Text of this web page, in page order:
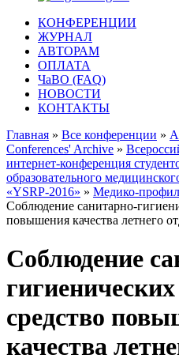
КОНФЕРЕНЦИИ
ЖУРНАЛ
АВТОРАМ
ОПЛАТА
ЧаВО (FAQ)
НОВОСТИ
КОНТАКТЫ
Главная » Все конференции »
Conferences' Archive »
интернет-конференция
образовательного
«YSRP-2016» » Медико-
Соблюдение санитарно-
повышения качества летнего
Соблюдение
средство
качества